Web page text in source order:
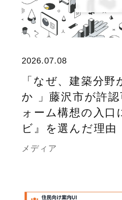
2026.07.08
「なぜ、建築分
か 」藤沢市が許
ォーム構想の入口
ビ』を選んだ理由
メディア